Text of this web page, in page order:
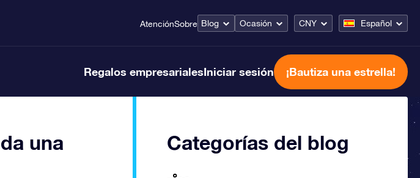
AtenciónSobre Blog Ocasión CNY Español
Regalos empresarialesIniciar sesión ¡Bautiza una estrella!
una
Categorías del blog